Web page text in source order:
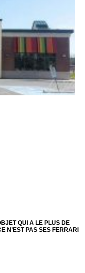
QUI A LE PLUS DE
N’EST PAS SES FERRARI